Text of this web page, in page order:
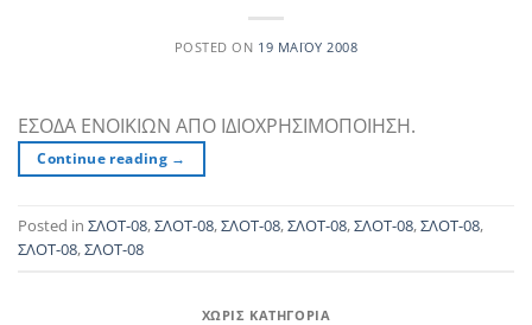
POSTED ON 19 ΜΑΪ́ΟΥ 2008
ΕΣΟΔΑ ΕΝΟΙΚΙΩΝ ΑΠΟ ΙΔΙΟΧΡΗΣΙΜΟΠΟΙΗΣΗ.
Continue reading →
Posted in ΣΛΟΤ-08,ΣΛΟΤ-08,ΣΛΟΤ-08,ΣΛΟΤ-08,ΣΛΟΤ-08,ΣΛΟΤ-08,
ΣΛΟΤ-08,ΣΛΟΤ-08
ΧΩΡΊΣ ΚΑΤΗΓΟΡΊΑ